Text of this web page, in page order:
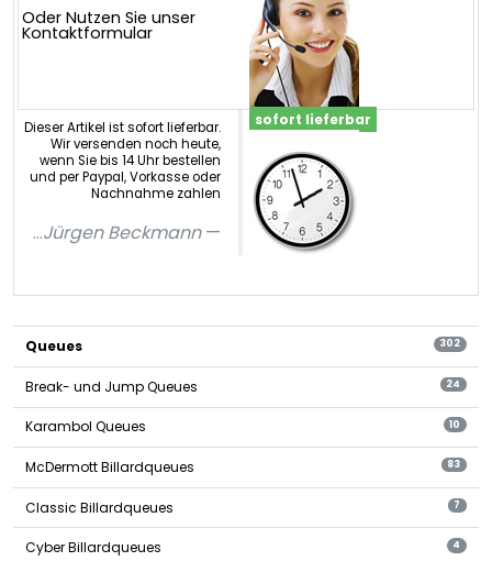
Oder Nutzen Sie unser
Kontaktformular
Dieser Artikel ist sofort lieferbar.
Wir versenden noch heute,
wenn Sie bis 14 Uhr bestellen
und per Paypal, Vorkasse oder
Nachnahme zahlen
...Jürgen Beckmann
sofort lieferbar
Queues 302
Break- und Jump Queues 24
Karambol Queues 10
McDermott Billardqueues 83
Classic Billardqueues 7
Cyber Billardqueues 4